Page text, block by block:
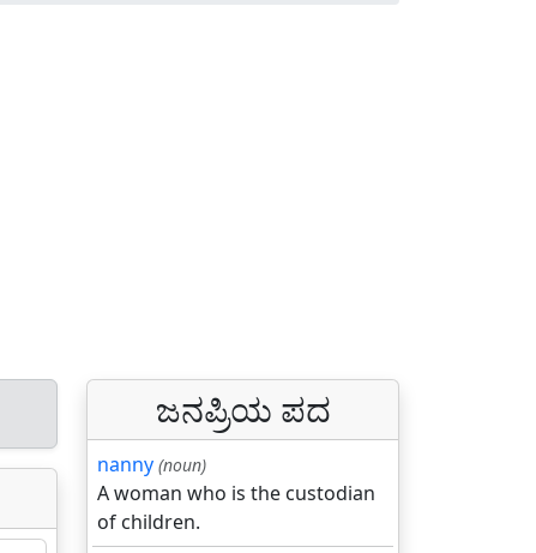
ಜನಪ್ರಿಯ ಪದ
nanny (noun)
A woman who is the custodian
of children.